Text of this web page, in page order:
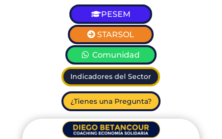
PESEM
STARSOL
Comunidad
Indicadores del Sector
¿Tienes una Pregunta?